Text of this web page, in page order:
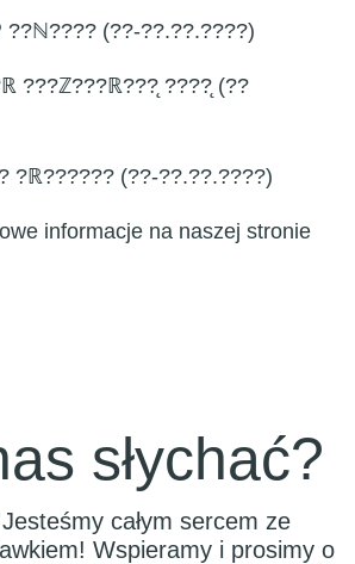
(??-??.??.????)
???ℤ???ℝ???̨ ????̨ (??
?ℝ?????? (??-??.??.????)
informacje na naszej stronie
słychać?
całym sercem ze
Wspieramy i prosimy o